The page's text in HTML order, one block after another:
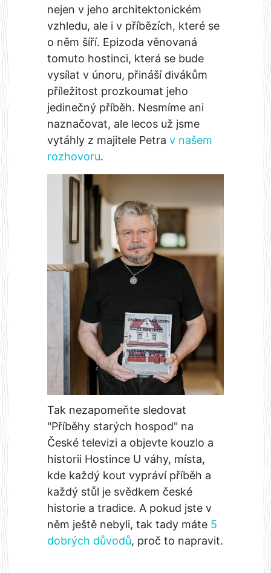
nejen v jeho architektonickém
vzhledu, ale i v příbězích, které se
o něm šíří. Epizoda věnovaná
tomuto hostinci, která se bude
vysílat v únoru, přináší divákům
příležitost prozkoumat jeho
jedinečný příběh. Nesmíme ani
naznačovat, ale lecos už jsme
vytáhly z majitele Petra v našem
rozhovoru.
Tak nezapomeňte sledovat
"Příběhy starých hospod" na
České televizi a objevte kouzlo a
historii Hostince U váhy, místa,
kde každý kout vypráví příběh a
každý stůl je svědkem české
historie a tradice. A pokud jste v
něm ještě nebyli, tak tady máte 5
dobrých důvodů, proč to napravit.